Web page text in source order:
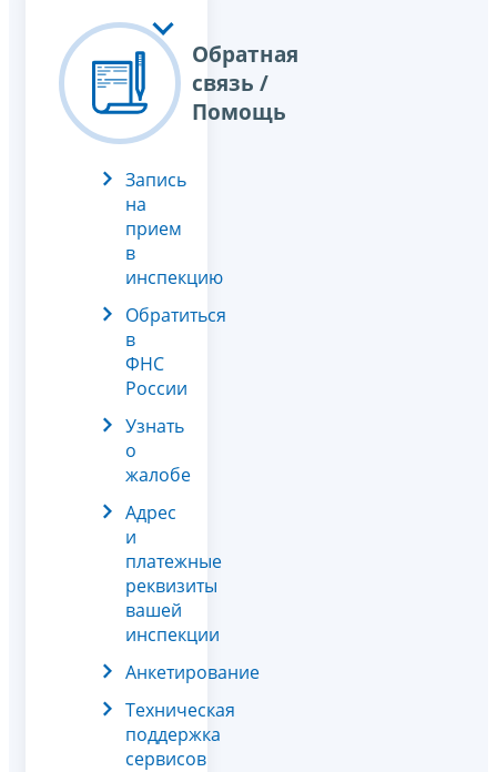
Обратная
связь /
Помощь
Запись
на
прием
в
инспекцию
Обратиться
в
ФНС
России
Узнать
о
жалобе
Адрес
и
платежные
реквизиты
вашей
инспекции
Анкетирование
Техническая
поддержка
сервисов